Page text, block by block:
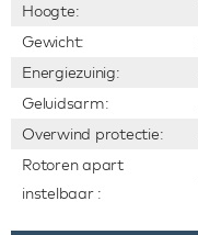
Hoogte:
Gewicht:
Energiezuinig:
Geluidsarm:
Overwind protectie:
Rotoren apart
instelbaar :